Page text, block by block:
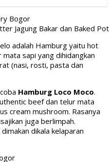
Jagung Bakar dan Baked
adalah Hamburg yaitu hot
sapi yang dihidangkan
(nasi, rosti, pasta dan
Hamburg Loco Moco.
beef dan telur mata
cream mushroom. Rasanya
juga berlimpah.
dikala kelaparan